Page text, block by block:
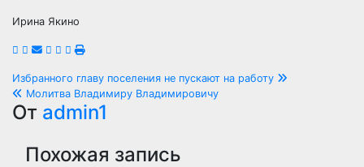
Ирина Якино
Навигация
по
записям
Избранного главу поселения не пускают на работу
Молитва Владимиру Владимировичу
От admin1
Похожая запись